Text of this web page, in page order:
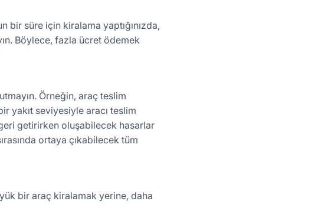
süre için kiralama yaptığınızda,
Böylece, fazla ücret ödemek
Örneğin, araç teslim
yakıt seviyesiyle aracı teslim
getirirken oluşabilecek hasarlar
ortaya çıkabilecek tüm
bir araç kiralamak yerine, daha